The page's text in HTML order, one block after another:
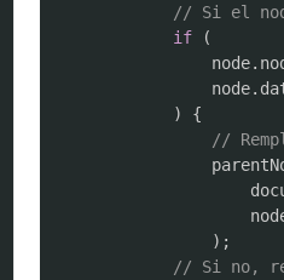
// Si el
if
(
                node
.
                node
.
)
{
//
) ;
// Si no,